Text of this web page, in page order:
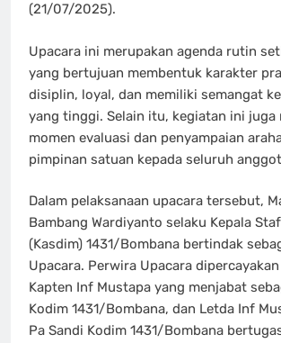
(21/07/2025).
Upacara ini merupakan agenda rutin
yang bertujuan membentuk karakter
disiplin, loyal, dan memiliki semangat
yang tinggi. Selain itu, kegiatan ini juga
momen evaluasi dan penyampaian
pimpinan satuan kepada seluruh
Dalam pelaksanaan upacara tersebut,
Bambang Wardiyanto selaku Kepala
(Kasdim) 1431/Bombana bertindak
Upacara. Perwira Upacara
Kapten Inf Mustapa yang menjabat
Kodim 1431/Bombana, dan Letda Inf
Pa Sandi Kodim 1431/Bombana